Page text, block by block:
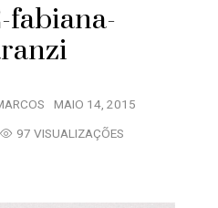
fabiana-
MAIO 14, 2015
97 VISUALIZAÇÕES